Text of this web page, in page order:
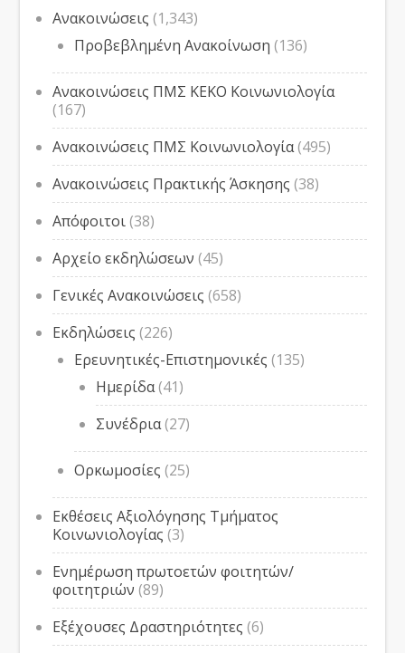
Ανακοινώσεις (1,343)
Προβεβλημένη Ανακοίνωση (136)
Ανακοινώσεις ΠΜΣ ΚΕΚΟ Κοινωνιολογία
(167)
Ανακοινώσεις ΠΜΣ Κοινωνιολογία(495)
Ανακοινώσεις Πρακτικής Άσκησης (38)
Απόφοιτοι(38)
Αρχείο εκδηλώσεων (45)
Γενικές Ανακοινώσεις (658)
Εκδηλώσεις (226)
Ερευνητικές-Επιστημονικές (135)
Ημερίδα(41)
Συνέδρια(27)
Ορκωμοσίες (25)
Εκθέσεις Αξιολόγησης Τμήματος
Κοινωνιολογίας (3)
Ενημέρωση πρωτοετών φοιτητών/
φοιτητριών (89)
Εξέχουσες Δραστηριότητες (6)